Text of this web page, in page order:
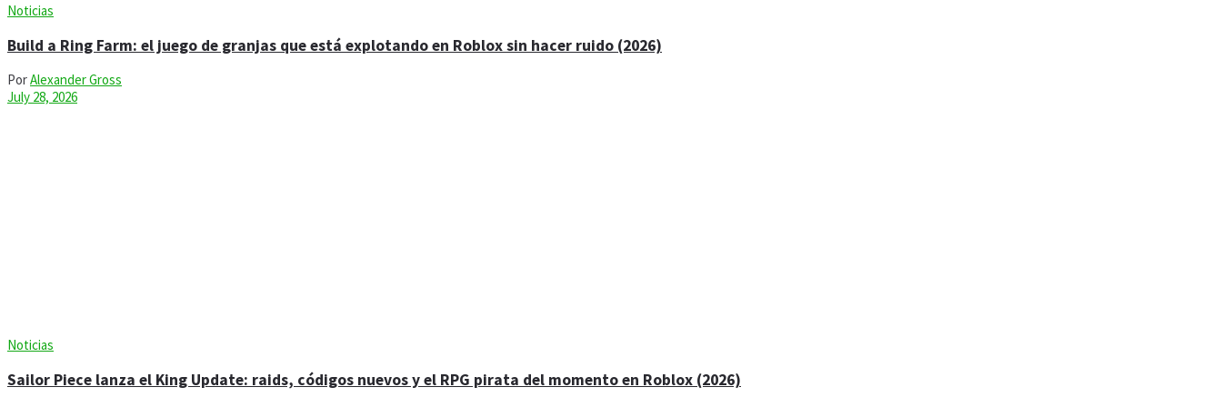
Noticias
Build a Ring Farm: el juego de granjas que está explotando en Roblox sin hacer ruido (2026)
PorAlexander Gross
July 28, 2026
Noticias
Sailor Piece lanza el King Update: raids, códigos nuevos y el RPG pirata del momento en Roblox (2026)